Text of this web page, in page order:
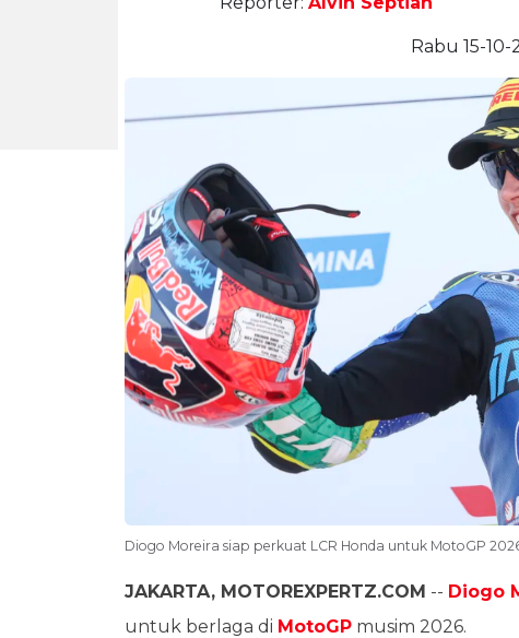
Rabu 15-10-
Diogo Moreira siap perkuat LCR Honda untuk MotoGP
JAKARTA, MOTOREXPERTZ.COM -- Diogo
untuk berlaga di MotoGP musim 2026.